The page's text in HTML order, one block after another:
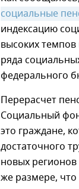
социальные
индексацию
высоких
ряда
федерального
Перерасчет
Социальный
это граждане,
достаточного
новых
же размере, что